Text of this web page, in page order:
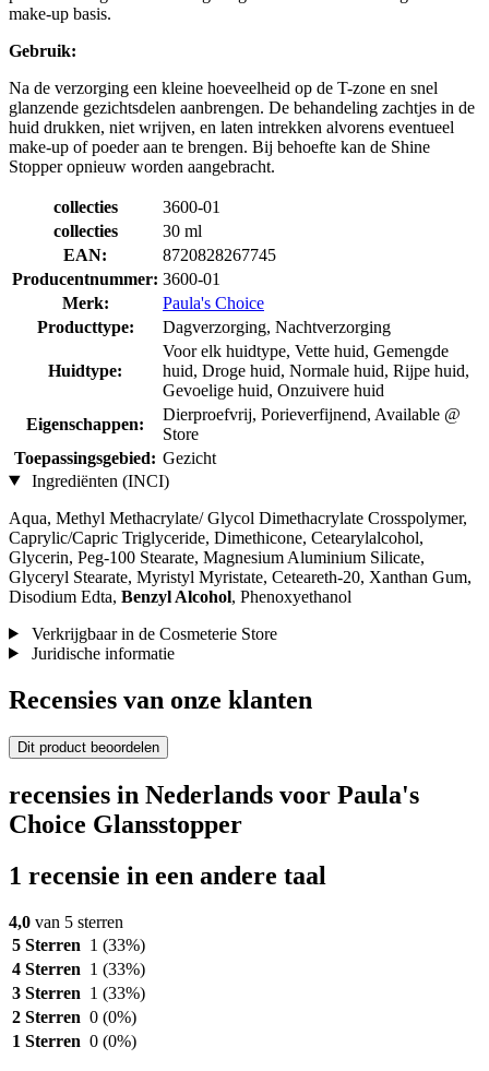
make-up basis.
Gebruik:
Na de verzorging een kleine hoeveelheid op de T-zone en snel
glanzende gezichtsdelen aanbrengen. De behandeling zachtjes in de
huid drukken, niet wrijven, en laten intrekken alvorens eventueel
make-up of poeder aan te brengen. Bij behoefte kan de Shine
Stopper opnieuw worden aangebracht.
collecties
3600-01
collecties
30 ml
EAN:
8720828267745
Producentnummer: 3600-01
Merk:
Paula's Choice
Producttype:
Dagverzorging, Nachtverzorging
Huidtype:
Voor elk huidtype, Vette huid, Gemengde
huid, Droge huid, Normale huid, Rijpe huid,
Gevoelige huid, Onzuivere huid
Eigenschappen:
Dierproefvrij, Porieverfijnend, Available @
Store
Toepassingsgebied: Gezicht
Ingrediënten (INCI)
Aqua, Methyl Methacrylate/ Glycol Dimethacrylate Crosspolymer,
Caprylic/Capric Triglyceride, Dimethicone, Cetearylalcohol,
Glycerin, Peg-100 Stearate, Magnesium Aluminium Silicate,
Glyceryl Stearate, Myristyl Myristate, Ceteareth-20, Xanthan Gum,
Disodium Edta, Benzyl Alcohol, Phenoxyethanol
Verkrijgbaar in de Cosmeterie Store
Juridische informatie
Recensies van onze klanten
Dit product beoordelen
recensies in Nederlands voor Paula's
Choice Glansstopper
1 recensie in een andere taal
4,0 van 5 sterren
5 Sterren 1 (33%)
4 Sterren 1 (33%)
3 Sterren 1 (33%)
2 Sterren 0 (0%)
1 Sterren 0 (0%)